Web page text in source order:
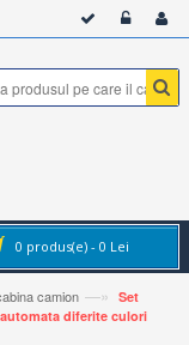
0 produs(e) - 0 Lei
camion —» Set
diferite culori